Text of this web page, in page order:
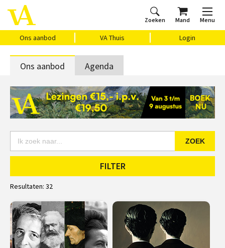
Zoeken Mand Menu
Ons aanbod VA Thuis Login
Home
Ons aanbod
Agenda
VAthuis
Over ons
Vragen?
Cadeaubon
Ons aanbod Agenda
ZOEK
FILTER
Resultaten: 32